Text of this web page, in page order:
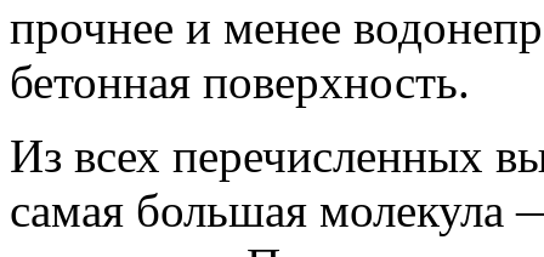
прочнее и менее
бетонная поверхность.
Из всех перечисленных
самая большая молекула